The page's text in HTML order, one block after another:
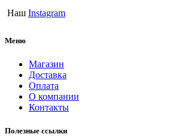
Наш Instagram
Меню
Магазин
Доставка
Оплата
О компании
Контакты
Полезные ссылки